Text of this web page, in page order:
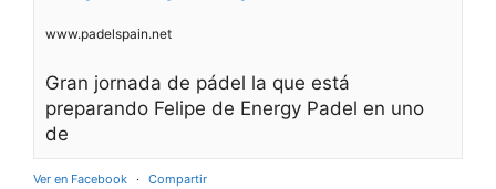
www.padelspain.net
Gran jornada de pádel la que está
preparando Felipe de Energy Padel en uno
de
Ver en Facebook · Compartir